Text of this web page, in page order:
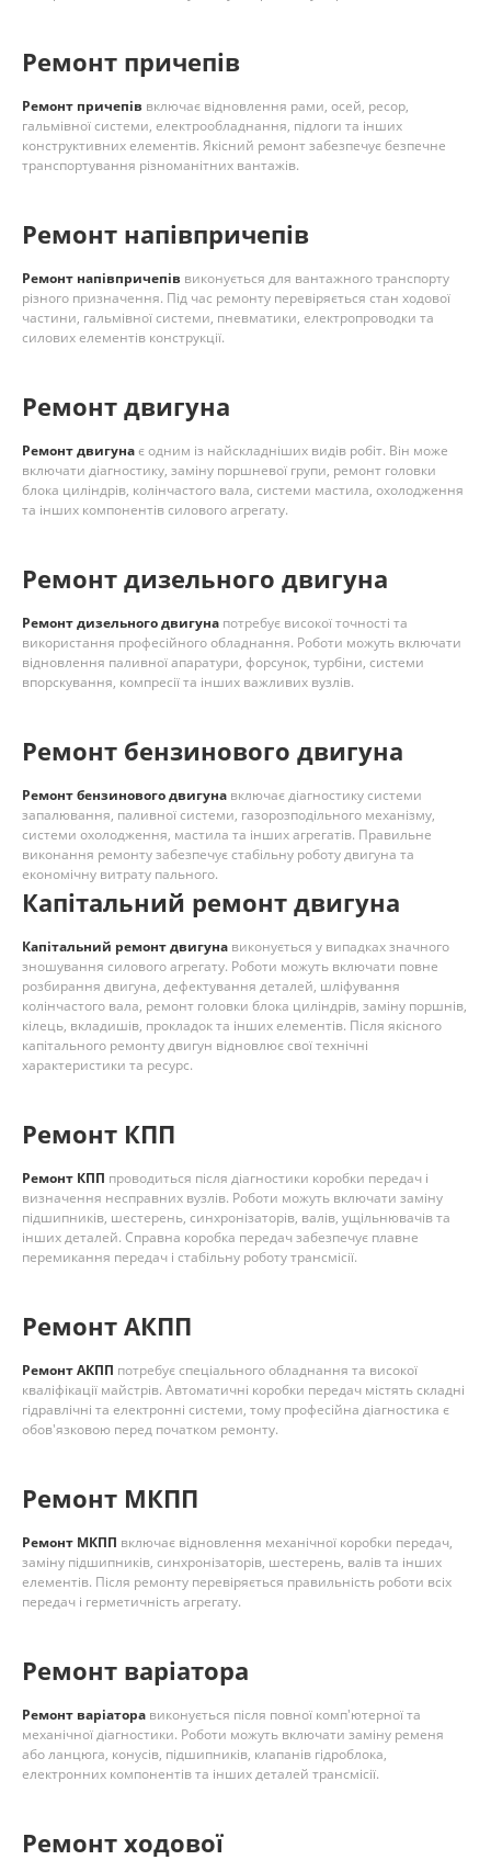
Ремонт причепів
Ремонт причепів включає відновлення рами, осей, ресор,
гальмівної системи, електрообладнання, підлоги та інших
конструктивних елементів. Якісний ремонт забезпечує безпечне
транспортування різноманітних вантажів.
Ремонт напівпричепів
Ремонт напівпричепів виконується для вантажного транспорту
різного призначення. Під час ремонту перевіряється стан ходової
частини, гальмівної системи, пневматики, електропроводки та
силових елементів конструкції.
Ремонт двигуна
Ремонт двигунає одним із найскладніших видів робіт. Він може
включати діагностику, заміну поршневої групи, ремонт головки
блока циліндрів, колінчастого вала, системи мастила, охолодження
та інших компонентів силового агрегату.
Ремонт дизельного двигуна
Ремонт дизельного двигуна потребує високої точності та
використання професійного обладнання. Роботи можуть включати
відновлення паливної апаратури, форсунок, турбіни, системи
впорскування, компресії та інших важливих вузлів.
Ремонт бензинового двигуна
Ремонт бензинового двигуна включає діагностику системи
запалювання, паливної системи, газорозподільного механізму,
системи охолодження, мастила та інших агрегатів. Правильне
виконання ремонту забезпечує стабільну роботу двигуна та
економічну витрату пального.
Капітальний ремонт двигуна
Капітальний ремонт двигуна виконується у випадках значного
зношування силового агрегату. Роботи можуть включати повне
розбирання двигуна, дефектування деталей, шліфування
колінчастого вала, ремонт головки блока циліндрів, заміну поршнів,
кілець, вкладишів, прокладок та інших елементів. Після якісного
капітального ремонту двигун відновлює свої технічні
характеристики та ресурс.
Ремонт КПП
Ремонт КПП проводиться після діагностики коробки передач і
визначення несправних вузлів. Роботи можуть включати заміну
підшипників, шестерень, синхронізаторів, валів, ущільнювачів та
інших деталей. Справна коробка передач забезпечує плавне
перемикання передач і стабільну роботу трансмісії.
Ремонт АКПП
Ремонт АКПП потребує спеціального обладнання та високої
кваліфікації майстрів. Автоматичні коробки передач містять складні
гідравлічні та електронні системи, тому професійна діагностика є
обов'язковою перед початком ремонту.
Ремонт МКПП
Ремонт МКПП включає відновлення механічної коробки передач,
заміну підшипників, синхронізаторів, шестерень, валів та інших
елементів. Після ремонту перевіряється правильність роботи всіх
передач і герметичність агрегату.
Ремонт варіатора
Ремонт варіатора виконується після повної комп'ютерної та
механічної діагностики. Роботи можуть включати заміну ременя
або ланцюга, конусів, підшипників, клапанів гідроблока,
електронних компонентів та інших деталей трансмісії.
Ремонт ходової